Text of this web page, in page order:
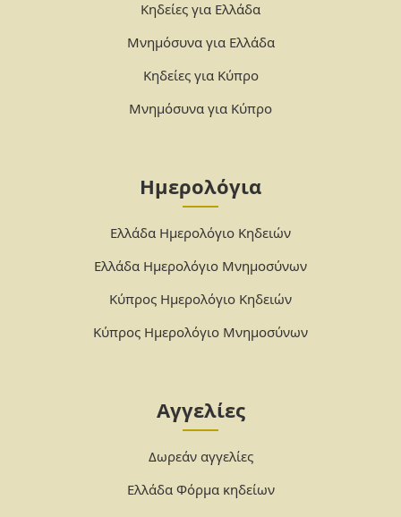
Κηδείες για Ελλάδα
Μνημόσυνα για Ελλάδα
Κηδείες για Κύπρο
Μνημόσυνα για Κύπρο
Ημερολόγια
Ελλάδα Ημερολόγιο Κηδειών
Ελλάδα Ημερολόγιο Μνημοσύνων
Κύπρος Ημερολόγιο Κηδειών
Κύπρος Ημερολόγιο Μνημοσύνων
Αγγελίες
Δωρεάν αγγελίες
Ελλάδα Φόρμα κηδείων